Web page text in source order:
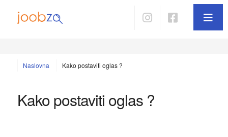
Naslovna Kako postaviti oglas ?
Kako postaviti oglas ?